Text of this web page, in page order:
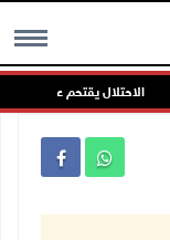
MENU
الاحتلال يقتحم عورتا جنوب